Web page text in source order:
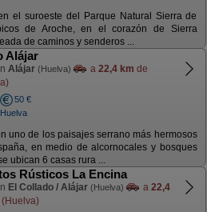
el suroeste del Parque Natural Sierra de
de Aroche, en el corazón de Sierra
de caminos y senderos ...
Alájar
Alájar (Huelva) a 22,4 km de
50 €
uno de los paisajes serrano más hermosos
en medio de alcornocales y bosques
ubican 6 casas rura ...
Rústicos La Encina
El Collado / Alájar (Huelva) a 22,4